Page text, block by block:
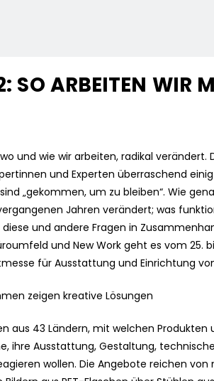
SO ARBEITEN WIR
und wie wir arbeiten, radikal
und Experten überraschend
„gekommen, um zu bleiben“. Wie
Jahren verändert; was
und andere Fragen in
und New Work geht es vom 25.
für Ausstattung und Einrichtung
zeigen kreative Lösungen
aus 43 Ländern, mit welchen Produkten
ihre Ausstattung, Gestaltung,
wollen. Die Angebote reichen